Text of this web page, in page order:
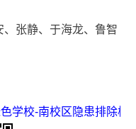
张静、于海龙、鲁智
学校-南校区隐患排除